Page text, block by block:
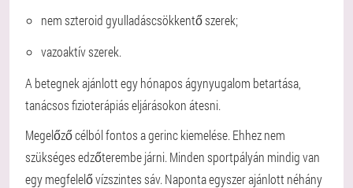
nem szteroid gyulladáscsökkentő szerek;
vazoaktív szerek.
A betegnek ajánlott egy hónapos ágynyugalom betartása,
tanácsos fizioterápiás eljárásokon átesni.
Megelőző célból fontos a gerinc kiemelése. Ehhez nem
szükséges edzőterembe járni. Minden sportpályán mindig van
egy megfelelő vízszintes sáv. Naponta egyszer ajánlott néhány